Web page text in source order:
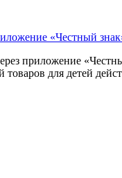
«Честный
приложение
товаров для детей